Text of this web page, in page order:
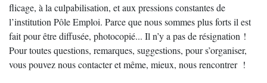
flicage, à la culpabilisation, et aux pressions constantes de
l’institution Pôle Emploi. Parce que nous sommes plus forts il est
fait pour être diffusée, photocopié... Il n’y a pas de résignation !
Pour toutes questions, remarques, suggestions, pour s’organiser,
vous pouvez nous contacter et même, mieux, nous rencontrer !